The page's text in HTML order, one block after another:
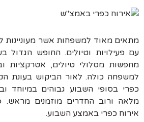
מתאים מאוד למשפחות אשר מעוניינות
עם פעילויות וטיולים. החופש הגדול
מחפשות מסלולי טיולים, אטרקציות
למשפחה כולה. לאור הביקוש בעונת
כפרי בסופי השבוע גבוהים במיוחד
מלאה ורוב החדרים מוזמנים מראש.
אירוח כפרי באמצע השבוע.